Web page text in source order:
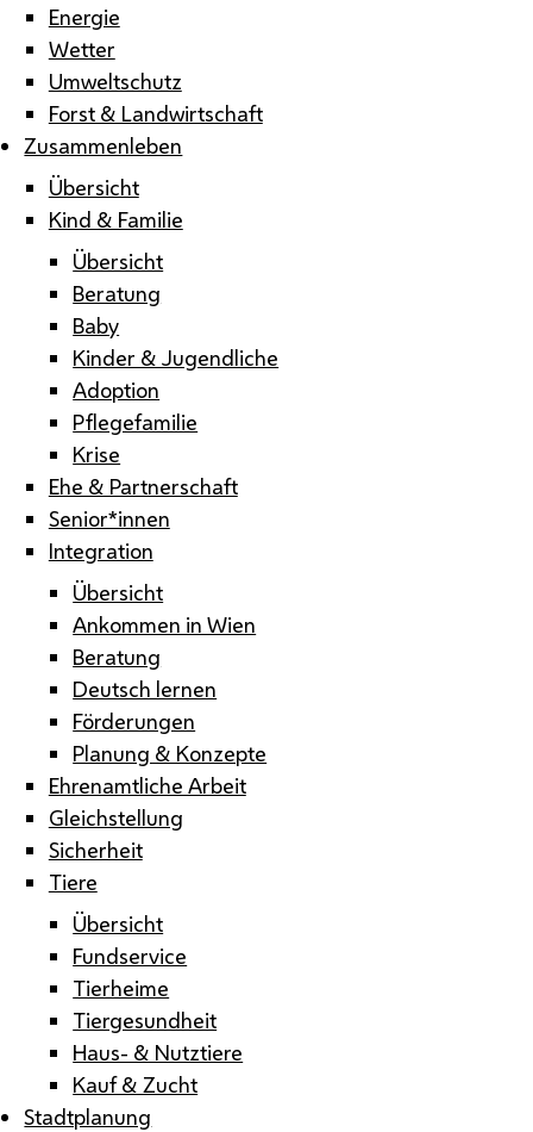
Energie
Wetter
Umweltschutz
Forst & Landwirtschaft
Zusammenleben
Übersicht
Kind & Familie
Übersicht
Beratung
Baby
Kinder & Jugendliche
Adoption
Pflegefamilie
Krise
Ehe & Partnerschaft
Senior*innen
Integration
Übersicht
Ankommen in Wien
Beratung
Deutsch lernen
Förderungen
Planung & Konzepte
Ehrenamtliche Arbeit
Gleichstellung
Sicherheit
Tiere
Übersicht
Fundservice
Tierheime
Tiergesundheit
Haus- & Nutztiere
Kauf & Zucht
Stadtplanung